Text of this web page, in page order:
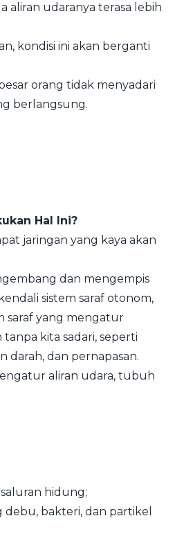
aliran udaranya terasa lebih
kondisi ini akan berganti
orang tidak menyadari
berlangsung.
Hal Ini?
jaringan yang kaya akan
dan mengempis
sistem saraf otonom,
saraf yang mengatur
kita sadari, seperti
darah, dan pernapasan.
aliran udara, tubuh
hidung;
bakteri, dan partikel